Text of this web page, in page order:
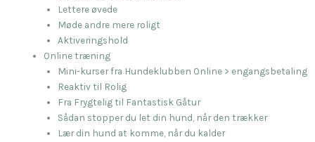
Lettere øvede
Møde andre mere roligt
Aktiveringshold
Online træning
Mini-kurser fra Hundeklubben Online > engangsbetaling
Reaktiv til Rolig
Fra Frygtelig til Fantastisk Gåtur
Sådan stopper du let din hund, når den trækker
Lær din hund at komme, når du kalder